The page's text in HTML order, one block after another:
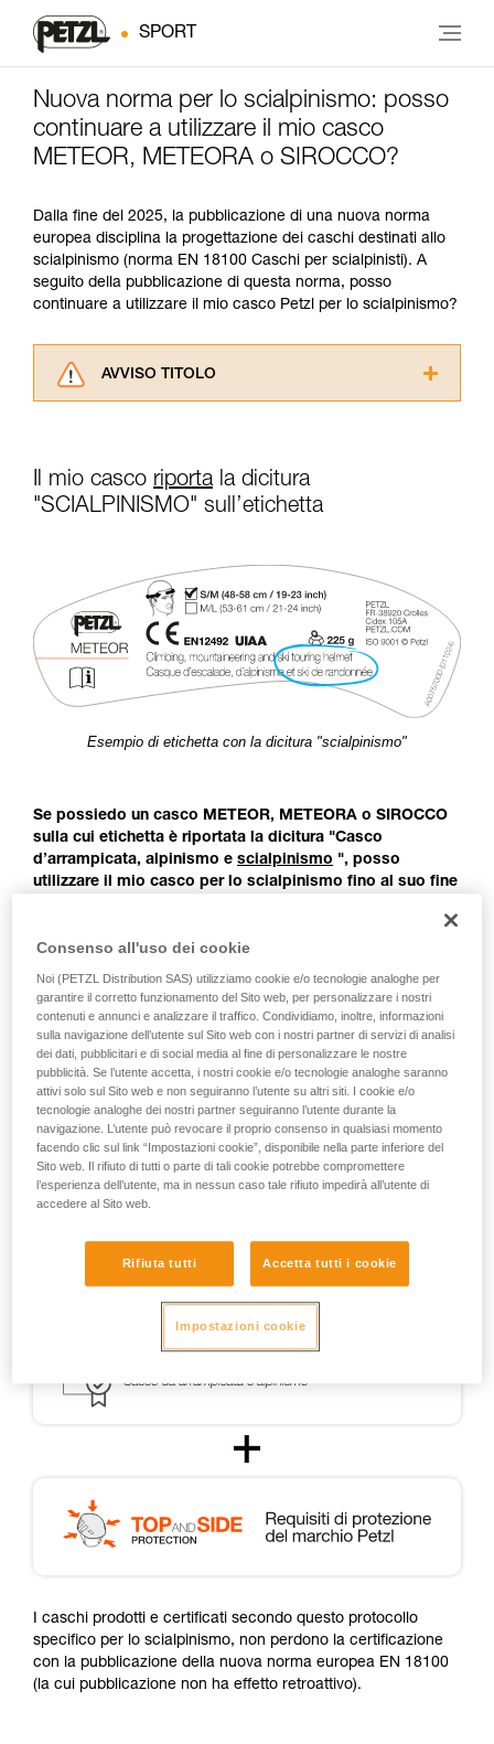
SPORT
Nuova norma per lo scialpinismo: posso
continuare a utilizzare il mio casco
METEOR, METEORA o SIROCCO?
Dalla fine del 2025, la pubblicazione di una nuova norma
europea disciplina la progettazione dei caschi destinati allo
scialpinismo (norma EN 18100 Caschi per scialpinisti). A
seguito della pubblicazione di questa norma, posso
continuare a utilizzare il mio casco Petzl per lo scialpinismo?
AVVISO TITOLO
informazioni dell’istruzione tecnica per poter
capire queste ulteriori informazioni.
Verificate con un professionista la vostra
capacità di rifare la manovra, da soli, in piena
sicurezza, prima di riprodurla autonomamente.
Forniamo esempi di tecniche relative alla vostra
attività. Ne possono esistere altre che non
vengono qui descritte.
Il mio casco riportala dicitura
"SCIALPINISMO" sull’etichetta
Esempio di etichetta con la dicitura "scialpinismo"
Se possiedo un casco METEOR, METEORA o SIROCCO
sulla cui etichetta è riportata la dicitura "Casco
d’arrampicata, alpinismo e scialpinismo ", posso
utilizzare il mio casco per lo scialpinismo fino al suo fine
Caschi per scialpinisti, non esisteva alcun quadro normativo
europeo che disciplinasse la progettazione di caschi
utilizzabili nello scialpinismo.
Per la pratica dello scialpinismo, i caschi METEOR,
METEORA e SIROCCO erano certificati CE scialpinismo
secondo un protocollo di test (PCSR-002), appositamente
sviluppato con un organismo di certificazione indipendente.
I caschi prodotti e certificati secondo questo protocollo
specifico per lo scialpinismo, non perdono la certificazione
con la pubblicazione della nuova norma europea EN 18100
(la cui pubblicazione non ha effetto retroattivo).
Consenso all'uso dei cookie
Noi (PETZL Distribution SAS) utilizziamo cookie e/o tecnologie analoghe per
garantire il corretto funzionamento del Sito web, per personalizzare i nostri
contenuti e annunci e analizzare il traffico. Condividiamo, inoltre, informazioni
sulla navigazione dell’utente sul Sito web con i nostri partner di servizi di analisi
dei dati, pubblicitari e di social media al fine di personalizzare le nostre
pubblicità. Se l’utente accetta, i nostri cookie e/o tecnologie analoghe saranno
attivi solo sul Sito web e non seguiranno l’utente su altri siti. I cookie e/o
tecnologie analoghe dei nostri partner seguiranno l’utente durante la
navigazione. L’utente può revocare il proprio consenso in qualsiasi momento
facendo clic sul link “Impostazioni cookie”, disponibile nella parte inferiore del
Sito web. Il rifiuto di tutti o parte di tali cookie potrebbe compromettere
l’esperienza dell’utente, ma in nessun caso tale rifiuto impedirà all’utente di
accedere al Sito web.
Rifiuta tutti Accetta tutti i cookie
Impostazioni cookie